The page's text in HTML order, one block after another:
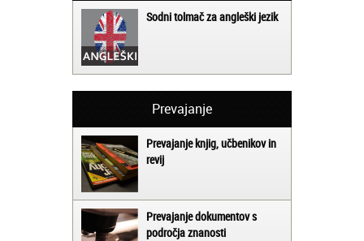
Sodni tolmač za angleški jezik
Prevajanje
Prevajanje knjig, učbenikov in
revij
Prevajanje dokumentov s
področja znanosti